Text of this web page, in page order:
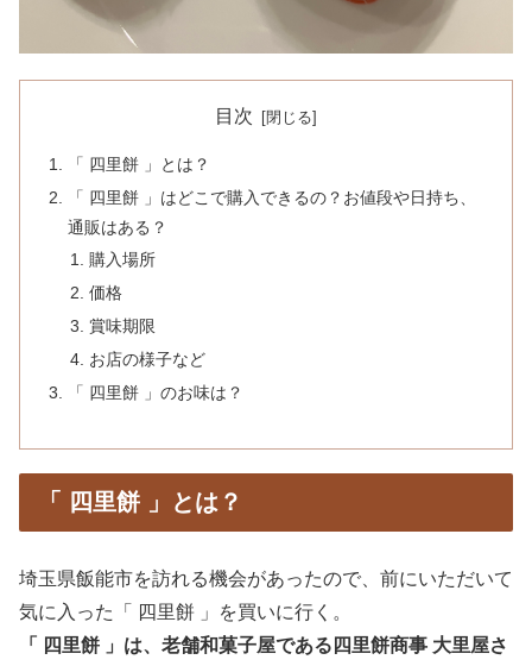
目次
「 四里餅 」とは？
「 四里餅 」はどこで購入できるの？お値段や日持ち、
通販はある？
購入場所
価格
賞味期限
お店の様子など
「 四里餅 」のお味は？
「 四里餅 」とは？
埼玉県飯能市を訪れる機会があったので、前にいただいて
気に入った「 四里餅 」を買いに行く。
「 四里餅 」は、老舗和菓子屋である四里餅商事 大里屋さ